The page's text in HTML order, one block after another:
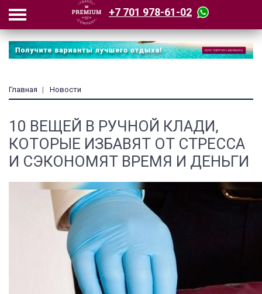
+7 701 978-61-02
Главная Новости
10 ВЕЩЕЙ В РУЧНОЙ КЛАДИ,
КОТОРЫЕ ИЗБАВЯТ ОТ СТРЕССА
И СЭКОНОМЯТ ВРЕМЯ И ДЕНЬГИ